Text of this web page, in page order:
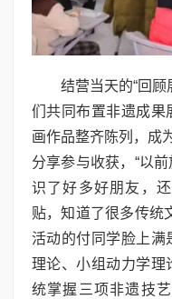
结营当天的“回
们共同布置非遗成果
画作品整齐陈列，成
分享参与收获，“以
识了好多好朋友，
贴，知道了很多传统
活动的付同学脸上满
理论、小组动力学理
统掌握三项非遗技